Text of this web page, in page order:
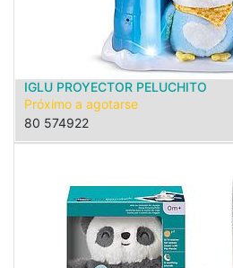
IGLU PROYECTOR PELUCHITO
Próximo a agotarse
80 574922